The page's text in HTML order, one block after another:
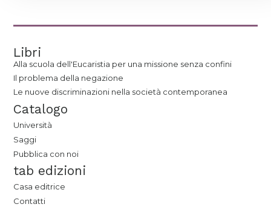
Libri
Alla scuola dell'Eucaristia per una missione senza confini
Il problema della negazione
Le nuove discriminazioni nella società contemporanea
Catalogo
Università
Saggi
Pubblica con noi
tab edizioni
Casa editrice
Contatti